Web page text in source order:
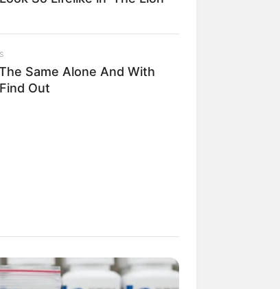
Same Alone And With
Out